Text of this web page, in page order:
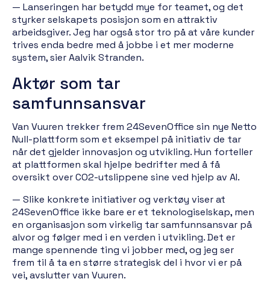
— Lanseringen har betydd mye for teamet, og det
styrker selskapets posisjon som en attraktiv
arbeidsgiver. Jeg har også stor tro på at våre kunder
trives enda bedre med å jobbe i et mer moderne
system, sier Aalvik Stranden.
Aktør som tar
samfunnsansvar
Van Vuuren trekker frem 24SevenOffice sin nye Netto
Null-plattform som et eksempel på initiativ de tar
når det gjelder innovasjon og utvikling. Hun forteller
at plattformen skal hjelpe bedrifter med å få
oversikt over CO2-utslippene sine ved hjelp av AI.
— Slike konkrete initiativer og verktøy viser at
24SevenOffice ikke bare er et teknologiselskap, men
en organisasjon som virkelig tar samfunnsansvar på
alvor og følger med i en verden i utvikling. Det er
mange spennende ting vi jobber med, og jeg ser
frem til å ta en større strategisk del i hvor vi er på
vei, avslutter van Vuuren.